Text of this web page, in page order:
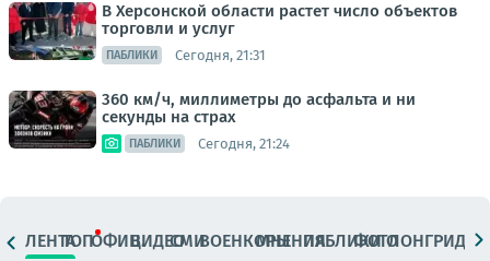
В Херсонской области растет число объектов
торговли и услуг
ПАБЛИКИ Сегодня, 21:31
360 км/ч, миллиметры до асфальта и ни
секунды на страх
ПАБЛИКИ Сегодня, 21:24
ЛЕНТАТОПОФИЦ.ВИДЕОСМИВОЕНКОРЫМНЕНИЯПАБЛИКИ
ФОТОЛОНГРИДЫ